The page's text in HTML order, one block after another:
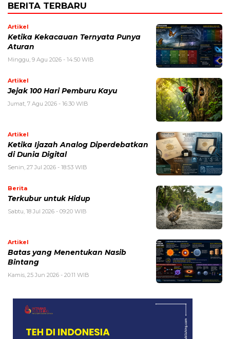
BERITA TERBARU
Artikel
Ketika Kekacauan Ternyata Punya
Aturan
Minggu, 9 Agu 2026 - 14:50 WIB
Artikel
Jejak 100 Hari Pemburu Kayu
Jumat, 7 Agu 2026 - 16:30 WIB
Artikel
Ketika Ijazah Analog Diperdebatkan
di Dunia Digital
Senin, 27 Jul 2026 - 18:53 WIB
Berita
Terkubur untuk Hidup
Sabtu, 18 Jul 2026 - 09:20 WIB
Artikel
Batas yang Menentukan Nasib
Bintang
Kamis, 25 Jun 2026 - 20:11 WIB